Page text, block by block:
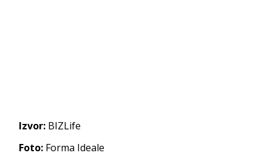
Izvor: BIZLife
Foto: Forma Ideale